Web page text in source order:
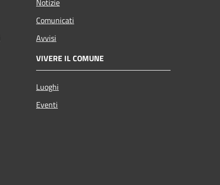
Comunicati
Avvisi
VIVERE IL COMUNE
Luoghi
Eventi